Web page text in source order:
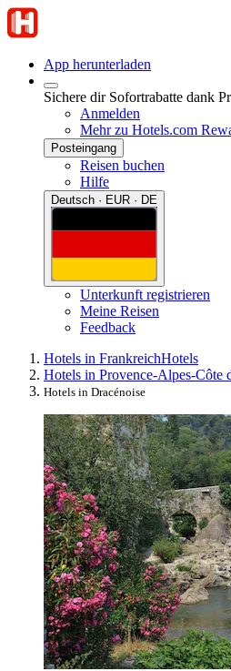
App herunterladen
Sichere dir Sofortrabatte dank
Anmelden
Mehr zu Hotels.com
Posteingang
Reisen buchen
Hilfe
Deutsch · EUR · DE
Unterkunft registrieren
Meine Reisen
Feedback
Hotels in FrankreichHotels
Hotels in Provence-Alpes-Côte
Hotels in Dracénoise